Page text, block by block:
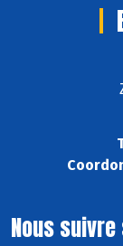
Nous